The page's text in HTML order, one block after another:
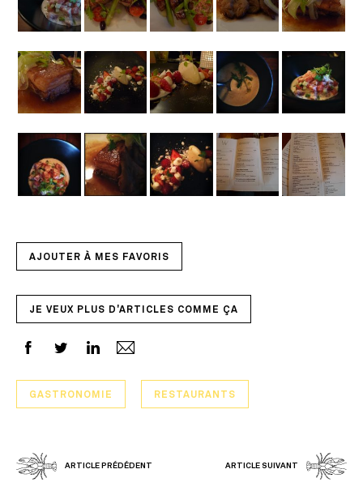
AJOUTER À MES FAVORIS
JE VEUX PLUS D'ARTICLES COMME ÇA
GASTRONOMIE RESTAURANTS
ARTICLE PRÉDÉDENT ARTICLE SUIVANT